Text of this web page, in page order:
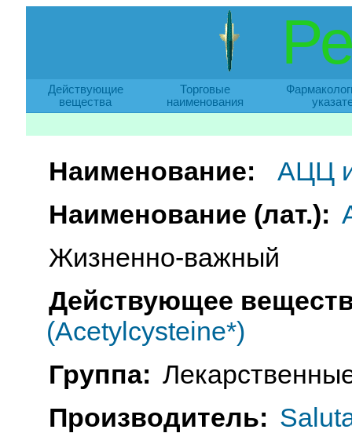
Действующие
вещества
Торговые
наименования
Наименование:
АЦЦ
Наименование (лат.):
Жизненно-важный
Действующее
(Acetylcysteine*)
Группа:
Производитель: